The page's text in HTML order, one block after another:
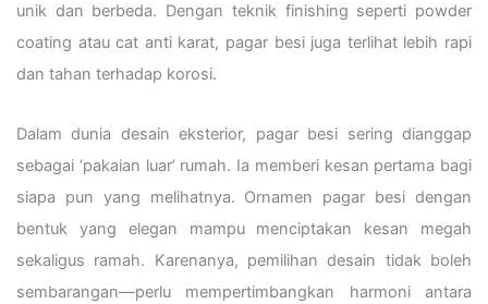
unik dan berbeda. Dengan teknik finishing seperti powder
coating atau cat anti karat, pagar besi juga terlihat lebih rapi
dan tahan terhadap korosi.
Dalam dunia desain eksterior, pagar besi sering dianggap
sebagai ‘pakaian luar’ rumah. Ia memberi kesan pertama bagi
siapa pun yang melihatnya. Ornamen pagar besi dengan
bentuk yang elegan mampu menciptakan kesan megah
sekaligus ramah. Karenanya, pemilihan desain tidak boleh
sembarangan—perlu mempertimbangkan harmoni antara